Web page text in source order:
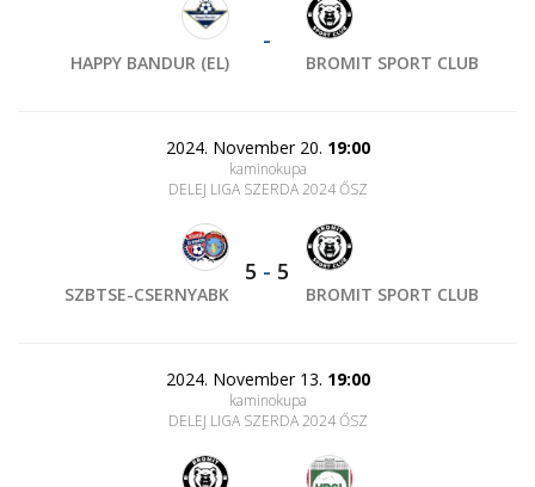
HAPPY BANDUR (EL)
-
BROMIT SPORT CLUB
2024. November 20. 19:00
kaminokupa
DELEJ LIGA SZERDA 2024 ŐSZ
SZBTSE-CSERNYABK
5 - 5
BROMIT SPORT CLUB
2024. November 13. 19:00
kaminokupa
DELEJ LIGA SZERDA 2024 ŐSZ